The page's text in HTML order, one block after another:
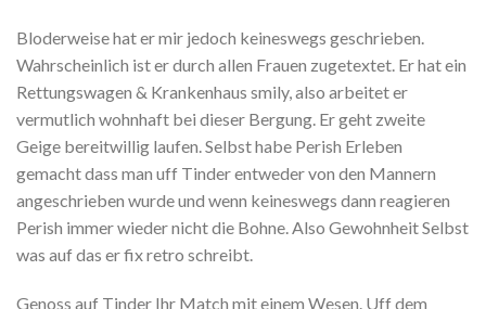
Bloderweise hat er mir jedoch keineswegs geschrieben.
Wahrscheinlich ist er durch allen Frauen zugetextet. Er hat ein
Rettungswagen & Krankenhaus smily, also arbeitet er
vermutlich wohnhaft bei dieser Bergung. Er geht zweite
Geige bereitwillig laufen. Selbst habe Perish Erleben
gemacht dass man uff Tinder entweder von den Mannern
angeschrieben wurde und wenn keineswegs dann reagieren
Perish immer wieder nicht die Bohne. Also Gewohnheit Selbst
was auf das er fix retro schreibt.
Genoss auf Tinder Ihr Match mit einem Wesen. Uff dem